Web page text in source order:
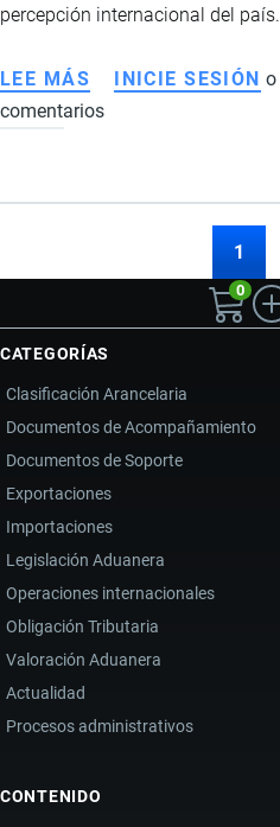
percepción internacional del país.
LEE MÁS SOBRE
TOQUE
EN
EFECTOS
INICIE SESIÓN o
comentarios
1
0
CATEGORÍAS
Clasificación Arancelaria
Documentos de Acompañamiento
Documentos de Soporte
Exportaciones
Importaciones
Legislación Aduanera
Operaciones internacionales
Obligación Tributaria
Valoración Aduanera
Actualidad
Procesos administrativos
CONTENIDO